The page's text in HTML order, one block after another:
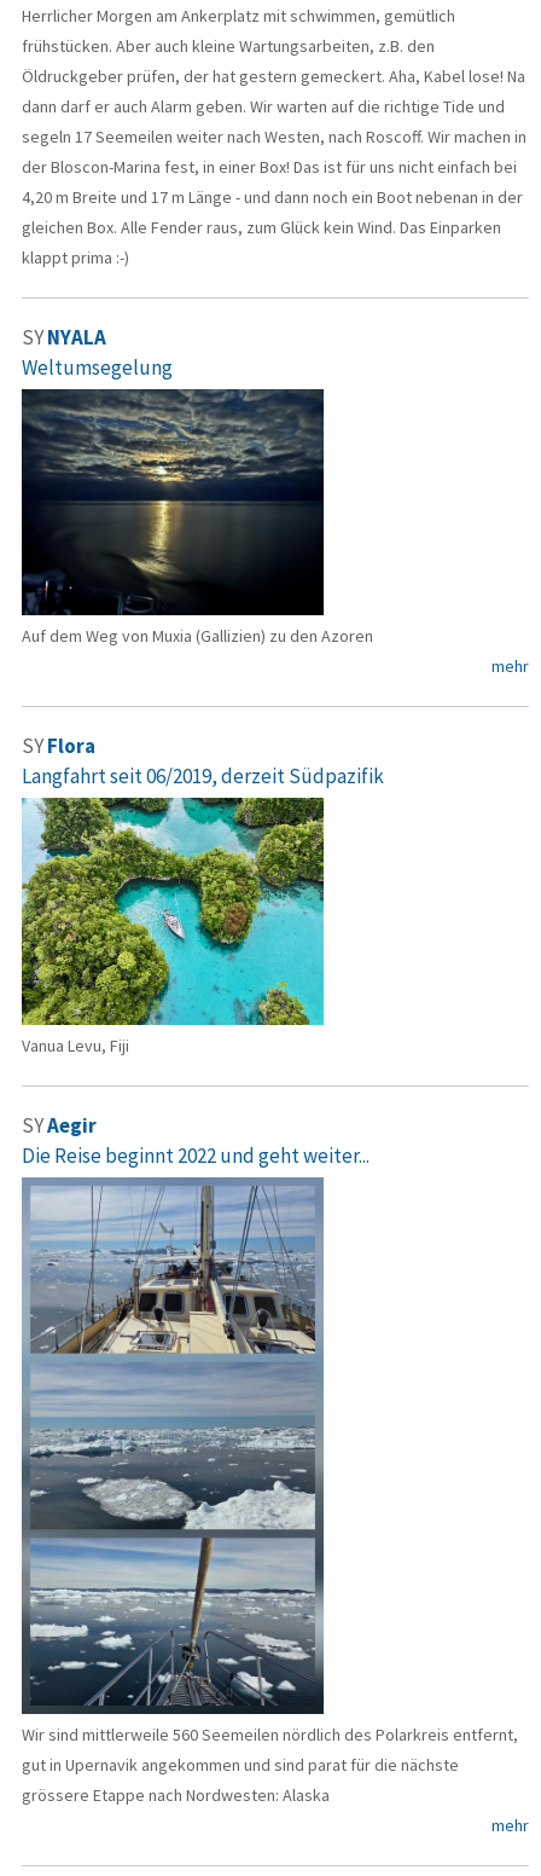
Herrlicher Morgen am Ankerplatz mit schwimmen, gemütlich
frühstücken. Aber auch kleine Wartungsarbeiten, z.B. den
Öldruckgeber prüfen, der hat gestern gemeckert. Aha, Kabel lose! Na
dann darf er auch Alarm geben. Wir warten auf die richtige Tide und
segeln 17 Seemeilen weiter nach Westen, nach Roscoff. Wir machen in
der Bloscon-Marina fest, in einer Box! Das ist für uns nicht einfach bei
4,20 m Breite und 17 m Länge - und dann noch ein Boot nebenan in der
gleichen Box. Alle Fender raus, zum Glück kein Wind. Das Einparken
klappt prima :-)
SYNYALA
Weltumsegelung
Auf dem Weg von Muxia (Gallizien) zu den Azoren
mehr
SYFlora
Langfahrt seit 06/2019, derzeit Südpazifik
Vanua Levu, Fiji
SYAegir
Die Reise beginnt 2022 und geht weiter...
Wir sind mittlerweile 560 Seemeilen nördlich des Polarkreis entfernt,
gut in Upernavik angekommen und sind parat für die nächste
grössere Etappe nach Nordwesten: Alaska
mehr